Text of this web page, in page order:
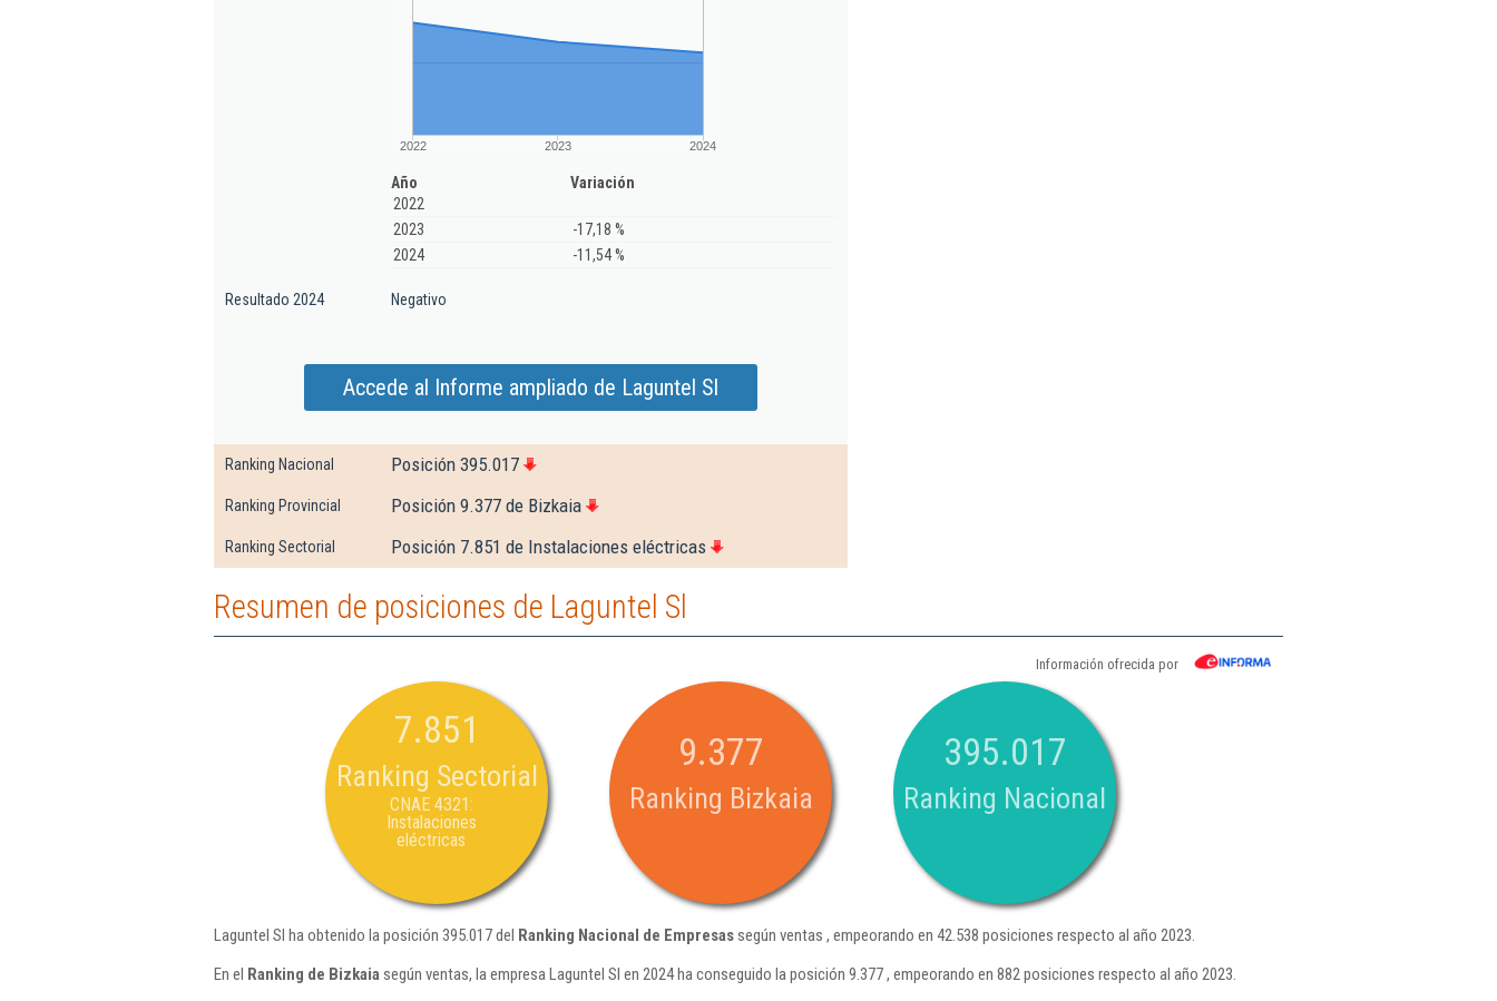
2022 2023 2024
Año
Variación
2022
2023
-17,18 %
2024
-11,54 %
Resultado 2024 Negativo
Accede al Informe ampliado de Laguntel Sl
Ranking Nacional Posición 395.017
Ranking Provincial Posición 9.377 de Bizkaia
Ranking Sectorial Posición 7.851 de Instalaciones eléctricas
Resumen de posiciones de Laguntel Sl
Información ofrecida por
7.851
Ranking Sectorial
CNAE 4321:
Instalaciones
eléctricas
9.377
Ranking Bizkaia
395.017
Ranking Nacional
Laguntel Sl ha obtenido la posición 395.017 del Ranking Nacional de Empresassegún ventas , empeorando en 42.538 posiciones respecto al año 2023.
En el Ranking de Bizkaia según ventas, la empresa Laguntel Sl en 2024 ha conseguido la posición 9.377 , empeorando en 882 posiciones respecto al año 2023.